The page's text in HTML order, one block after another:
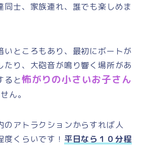
同士、家族連れ、誰でも楽しめま
いところもあり、最初にボートが
たり、大砲音が鳴り響く場所があ
ると怖がりの小さいお子さん
ん。
のアトラクションからすれば人
くらいです！ 平日なら１０分程